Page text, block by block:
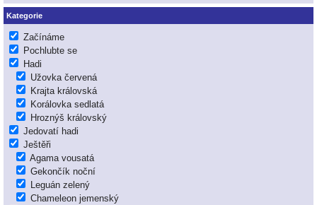
Kategorie
Začínáme
Pochlubte se
Hadi
Užovka červená
Krajta královská
Korálovka sedlatá
Hroznýš královský
Jedovatí hadi
Ještěři
Agama vousatá
Gekončík noční
Leguán zelený
Chameleon jemenský